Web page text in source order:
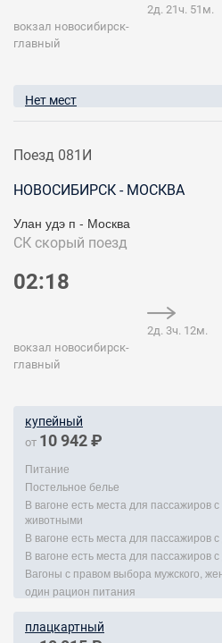
вокзал новосибирск-
главный
2д. 21ч. 51м.
Нет мест
Поезд 081И
НОВОСИБИРСК - МОСКВА
Улан удэ п - Москва
СК скорый поезд
02:18
вокзал новосибирск-
главный
2д. 3ч. 12м.
купейный
от 10 942 ₽
Питание
Постельное белье
В вагоне есть места для пассажиров
животными
В вагоне есть места для пассажиров
В вагоне есть места для пассажиров
Вагоны с правом выбора мужского,
один рацион питания
плацкартный